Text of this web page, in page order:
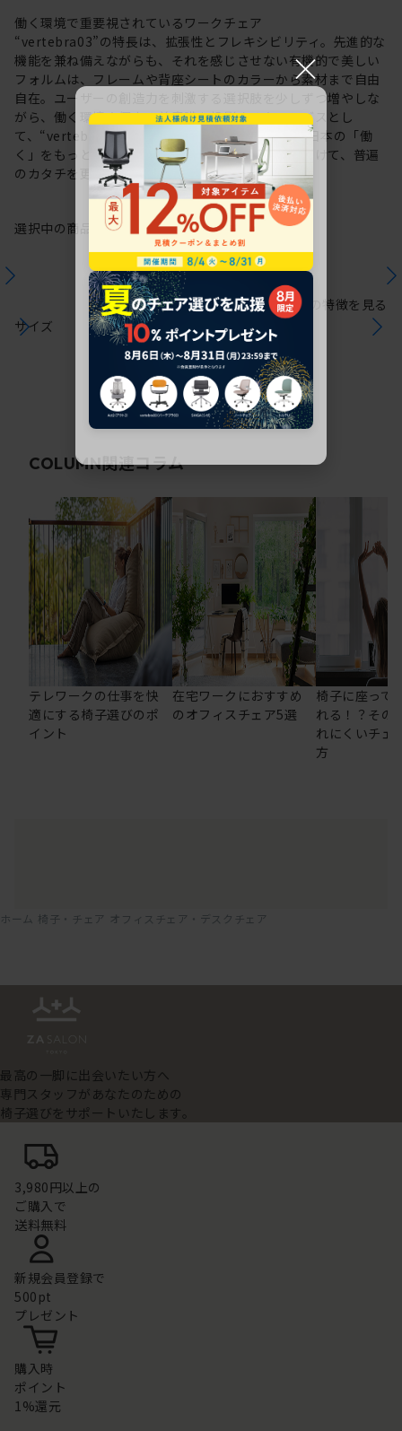
働く環境で重要視されているワークチェア
“vertebra03”の特長は、拡張性とフレキシビリティ。先進的な
機能を兼ね備えながらも、それを感じさせない有機的で美しい
フォルムは、フレームや背座シートのカラーから素材まで自由
自在。ユーザーの創造力を刺激する選択肢を少しずつ増やしな
がら、働く環境や個人の美意識を投影するキャンバスとし
て、“vertebra03”をアップデートしてきました。日本の「働
く」をもっと自由に。これからも私たちは未来に向けて、普遍
のカタチを更新していきます。
選択中の商品情報保証 注意事項
サイズ
シリーズの特徴を見る
COLUMN関連コラム
テレワークの仕事を快
適にする椅子選びのポ
イント
在宅ワークにおすすめ
のオフィスチェア5選
椅子に座って
れる！？その
れにくいチェ
方
ホーム 椅子・チェア オフィスチェア・デスクチェア
最高の一脚に出会いたい方へ
専門スタッフがあなたのための
椅子選びをサポートいたします。
3,980円以上の
ご購入で
送料無料
新規会員登録で
500pt
プレゼント
購入時
ポイント
1%還元
×